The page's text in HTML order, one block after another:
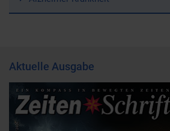
Aktuelle Ausgabe